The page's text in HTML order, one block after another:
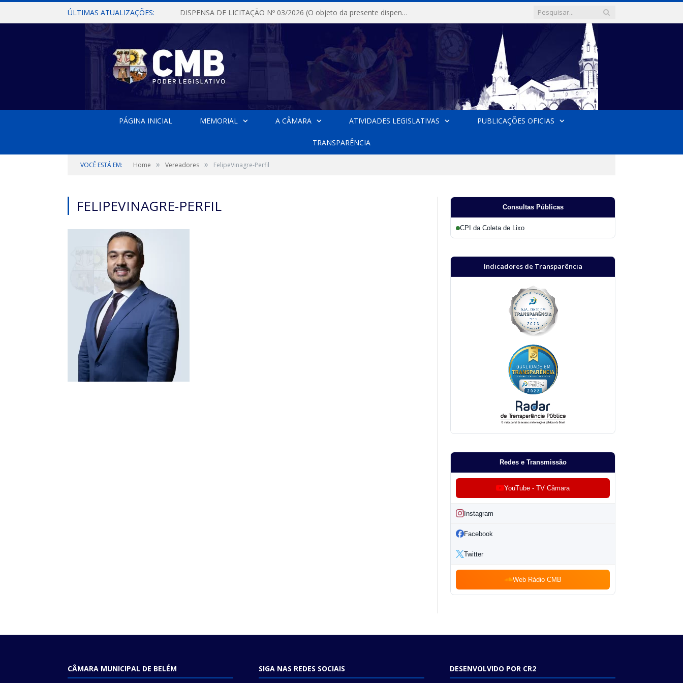
ÚLTIMAS ATUALIZAÇÕES: DISPENSA DE LICITAÇÃO Nº 03/2026 (O objeto da presente dispensa é a escolha da proposta mais vantajosa para a aquisição, de aparelhos de ar condicionado, tipo Split, com material de instalação e fogão industrial, conforme condições, quantidades e exigências estabelecidas no termo de referencia e neste aviso de contratação direta e seus anexos)
PÁGINA INICIAL MEMORIAL A CÂMARA ATIVIDADES LEGISLATIVAS PUBLICAÇÕES OFICIAS
TRANSPARÊNCIA
VOCÊ ESTÁ EM: Home » Vereadores » FelipeVinagre-Perfil
FELIPEVINAGRE-PERFIL Consultas Públicas
CPI da Coleta de Lixo
Indicadores de Transparência
Redes e Transmissão
YouTube - TV Câmara
Instagram
Facebook
Twitter
Web Rádio CMB
CÂMARA MUNICIPAL DE BELÉM SIGA NAS REDES SOCIAIS DESENVOLVIDO POR CR2